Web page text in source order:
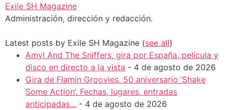
Exile SH Magazine
Administración, dirección y redacción.
Latest posts by Exile SH Magazine (see all)
Amyl And The Sniffers, gira por España, película y
disco en directo a la vista - 4 de agosto de 2026
Gira de Flamin Groovies. 50 aniversario ‘Shake
Some Action’. Fechas, lugares, entradas
anticipadas… - 4 de agosto de 2026